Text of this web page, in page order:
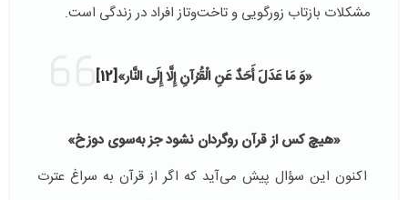
مشکلات بازتاب زورگویی و تاخت‌وتاز افراد در زندگی است.
«وَ مَا عَدَلَ‏ أَحَدٌ عَنِ‏ الْقُرْآنِ‏ إِلَّا إِلَى النَّار»[12]
«هیچ کس از قرآن روگردان نشود جز به‌سوی دوزخ»
اکنون این سؤال پیش می‌آید که اگر از قرآن به سراغ عترت